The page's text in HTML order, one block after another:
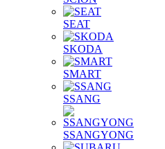
SEAT
SKODA
SMART
SSANG
SSANGYONG